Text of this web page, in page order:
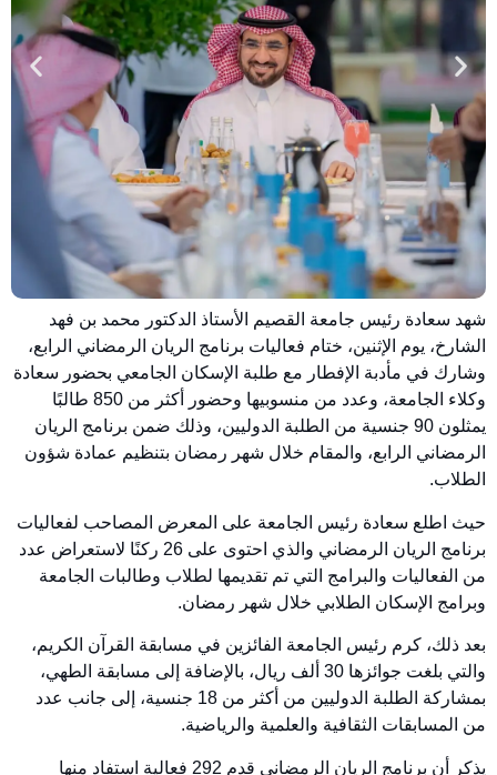
شهد سعادة رئيس ⁧جامعة القصيم⁩ الأستاذ الدكتور محمد بن فهد
الشارخ، يوم الإثنين، ختام فعاليات برنامج الريان الرمضاني الرابع،
وشارك في مأدبة الإفطار مع طلبة الإسكان الجامعي بحضور سعادة
وكلاء الجامعة، وعدد من منسوبيها وحضور أكثر من 850 طالبًا
يمثلون 90 جنسية من الطلبة الدوليين، وذلك ضمن برنامج الريان
الرمضاني الرابع، والمقام خلال شهر رمضان بتنظيم عمادة شؤون
الطلاب.
حيث اطلع سعادة رئيس الجامعة على المعرض المصاحب لفعاليات
برنامج الريان الرمضاني والذي احتوى على 26 ركنًا لاستعراض عدد
من الفعاليات والبرامج التي تم تقديمها لطلاب وطالبات الجامعة
وبرامج الإسكان الطلابي خلال شهر رمضان.
بعد ذلك، كرم رئيس الجامعة الفائزين في مسابقة القرآن الكريم،
والتي بلغت جوائزها 30 ألف ريال، بالإضافة إلى مسابقة الطهي،
بمشاركة الطلبة الدوليين من أكثر من 18 جنسية، إلى جانب عدد
من المسابقات الثقافية والعلمية والرياضية.
يذكر أن برنامج الريان الرمضاني قدم 292 فعالية استفاد منها